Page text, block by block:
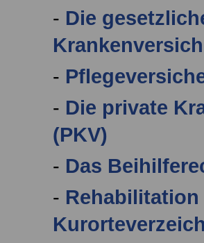
- Die
-
- Die private
(PKV)
- Das
-